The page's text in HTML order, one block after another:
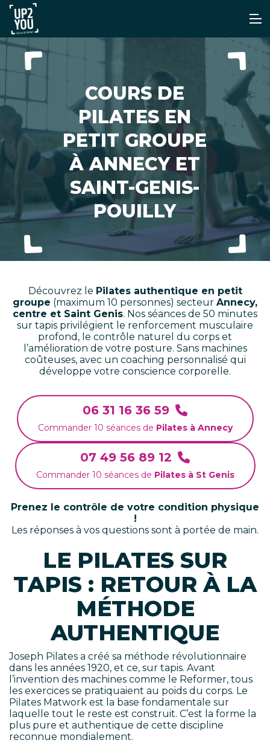
COURS DE
PILATES EN
PETIT GROUPE
À ANNECY ET
SAINT-GENIS-
POUILLY
Découvrez le Pilates authentique en petit
groupe (maximum 10 personnes) secteur Annecy,
centre et Saint Genis. Nos séances de 50 minutes
sur tapis privilégient le renforcement musculaire
profond, le contrôle naturel du corps et
l’amélioration de votre posture. Sans machines
coûteuses, avec un coaching personnalisé qui
développe votre conscience corporelle.
06 31 16 36 59
Commander 10 séances de Pilates à Annecy
07 49 56 89 12
Commander 10 séances de Pilates à St Genis
Prenez le contrôle de votre condition physique
!
Les réponses à vos questions sont à portée de main.
LE PILATES SUR
TAPIS : RETOUR À LA
MÉTHODE
AUTHENTIQUE
Joseph Pilates a créé sa méthode révolutionnaire
dans les années 1920, et ce, sur tapis. Avant
l’invention des machines comme le Reformer, tous
les exercices se pratiquaient au poids du corps. Le
Pilates Matwork est la base fondamentale sur
laquelle tout le reste est construit. C’est la forme la
plus pure et authentique de cette discipline
reconnue mondialement.